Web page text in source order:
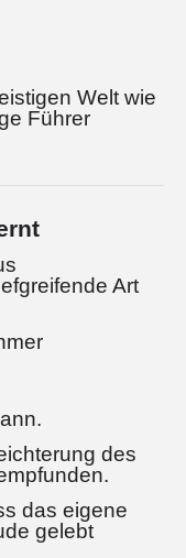
Welt wie
Führer
Art
des
das eigene
gelebt